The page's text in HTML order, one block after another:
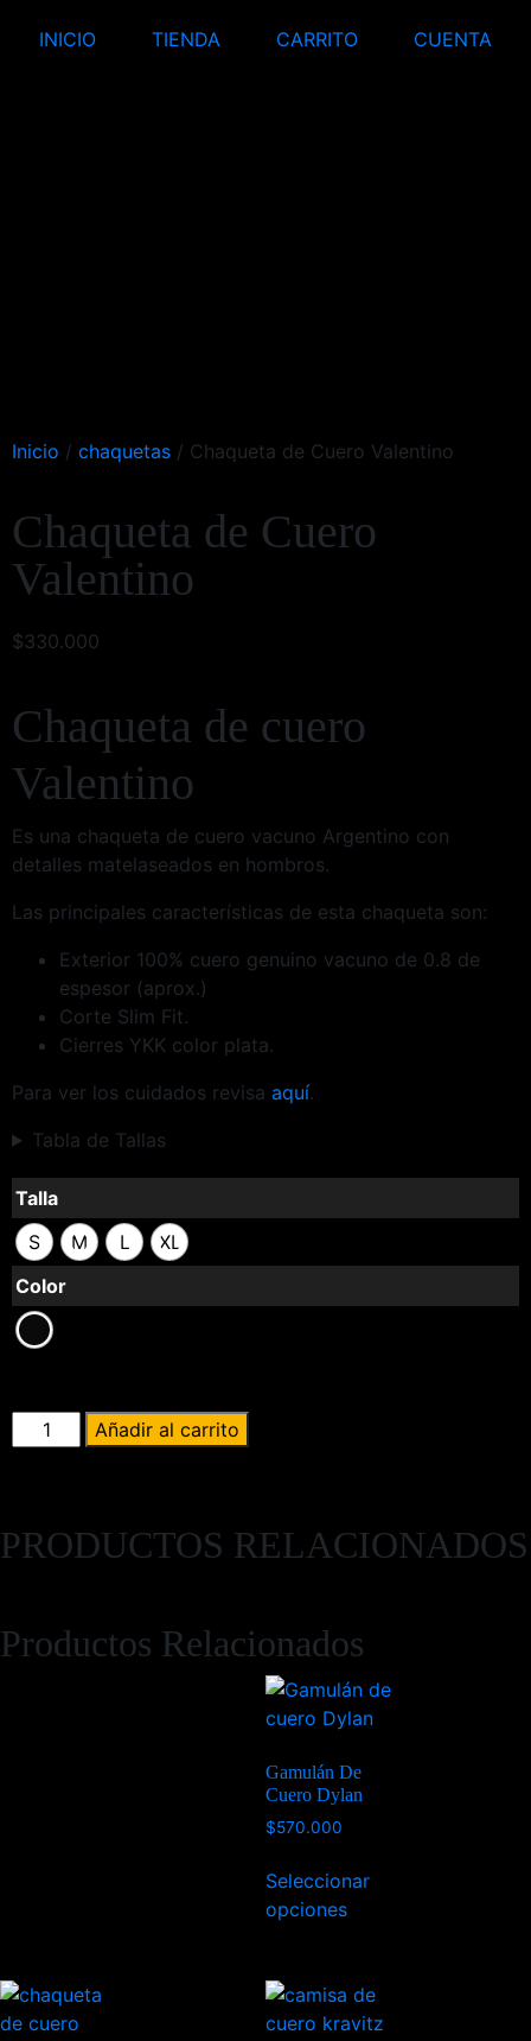
INICIO TIENDA CARRITO CUENTA
Inicio / chaquetas / Chaqueta de Cuero Valentino
Chaqueta de Cuero
Valentino
$330.000
Chaqueta de cuero
Valentino
Es una chaqueta de cuero vacuno Argentino con
detalles matelaseados en hombros.
Las principales características de esta chaqueta son:
Exterior 100% cuero genuino vacuno de 0.8 de
espesor (aprox.)
Corte Slim Fit.
Cierres YKK color plata.
Para ver los cuidados revisa aquí.
Tabla de Tallas
Talla
S
M L
XL
Color
Añadir al carrito
PRODUCTOS RELACIONADOS
Productos Relacionados
Gamulán De
Cuero Dylan
$570.000
Seleccionar
opciones